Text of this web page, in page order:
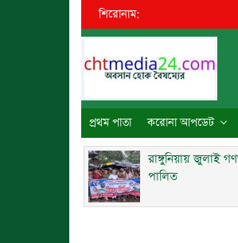
শিরোনাম:
প্রথম পাতা করোনা আপডেট
রাঙ্গুনিয়ায় জুলাই
পালিত